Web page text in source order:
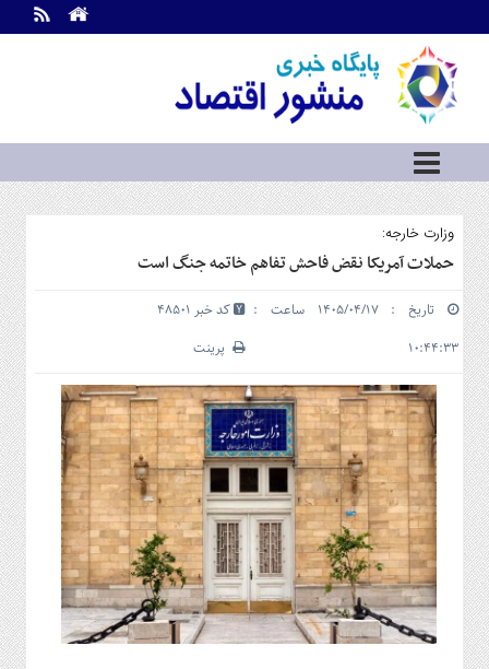
اطلاعات
تماس
ما
درباره
ما
سرویس
ها
خانه
سرمایه
و
بورس
مسکن
و
شهری
گاز
و
پتروشیمی
صنعت
و
خودرو
وزارت خارجه:
حملات آمریکا نقض فاحش تفاهم خاتمه جنگ است
تاریخ : ۱۴۰۵/۰۴/۱۷ ساعت :
۱۰:۴۴:۳۳
کد خبر 48501
پرینت